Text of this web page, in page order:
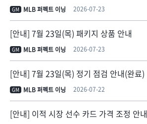
GM MLB 퍼펙트 이닝 2026-07-23
[안내] 7월 23일(목) 패키지 상품 안내
GM MLB 퍼펙트 이닝 2026-07-23
[안내] 7월 23일(목) 정기 점검 안내(완료)
GM MLB 퍼펙트 이닝 2026-07-22
[안내] 이적 시장 선수 카드 가격 조정 안내